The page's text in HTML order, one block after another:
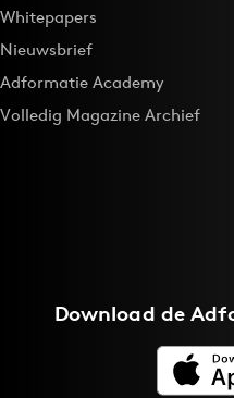
Whitepapers
Nieuwsbrief
Adformatie Academy
Volledig Magazine Archief
Download de